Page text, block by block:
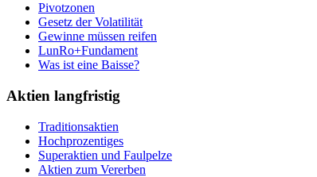
Pivotzonen
Gesetz der Volatilität
Gewinne müssen reifen
LunRo+Fundament
Was ist eine Baisse?
Aktien langfristig
Traditionsaktien
Hochprozentiges
Superaktien und Faulpelze
Aktien zum Vererben